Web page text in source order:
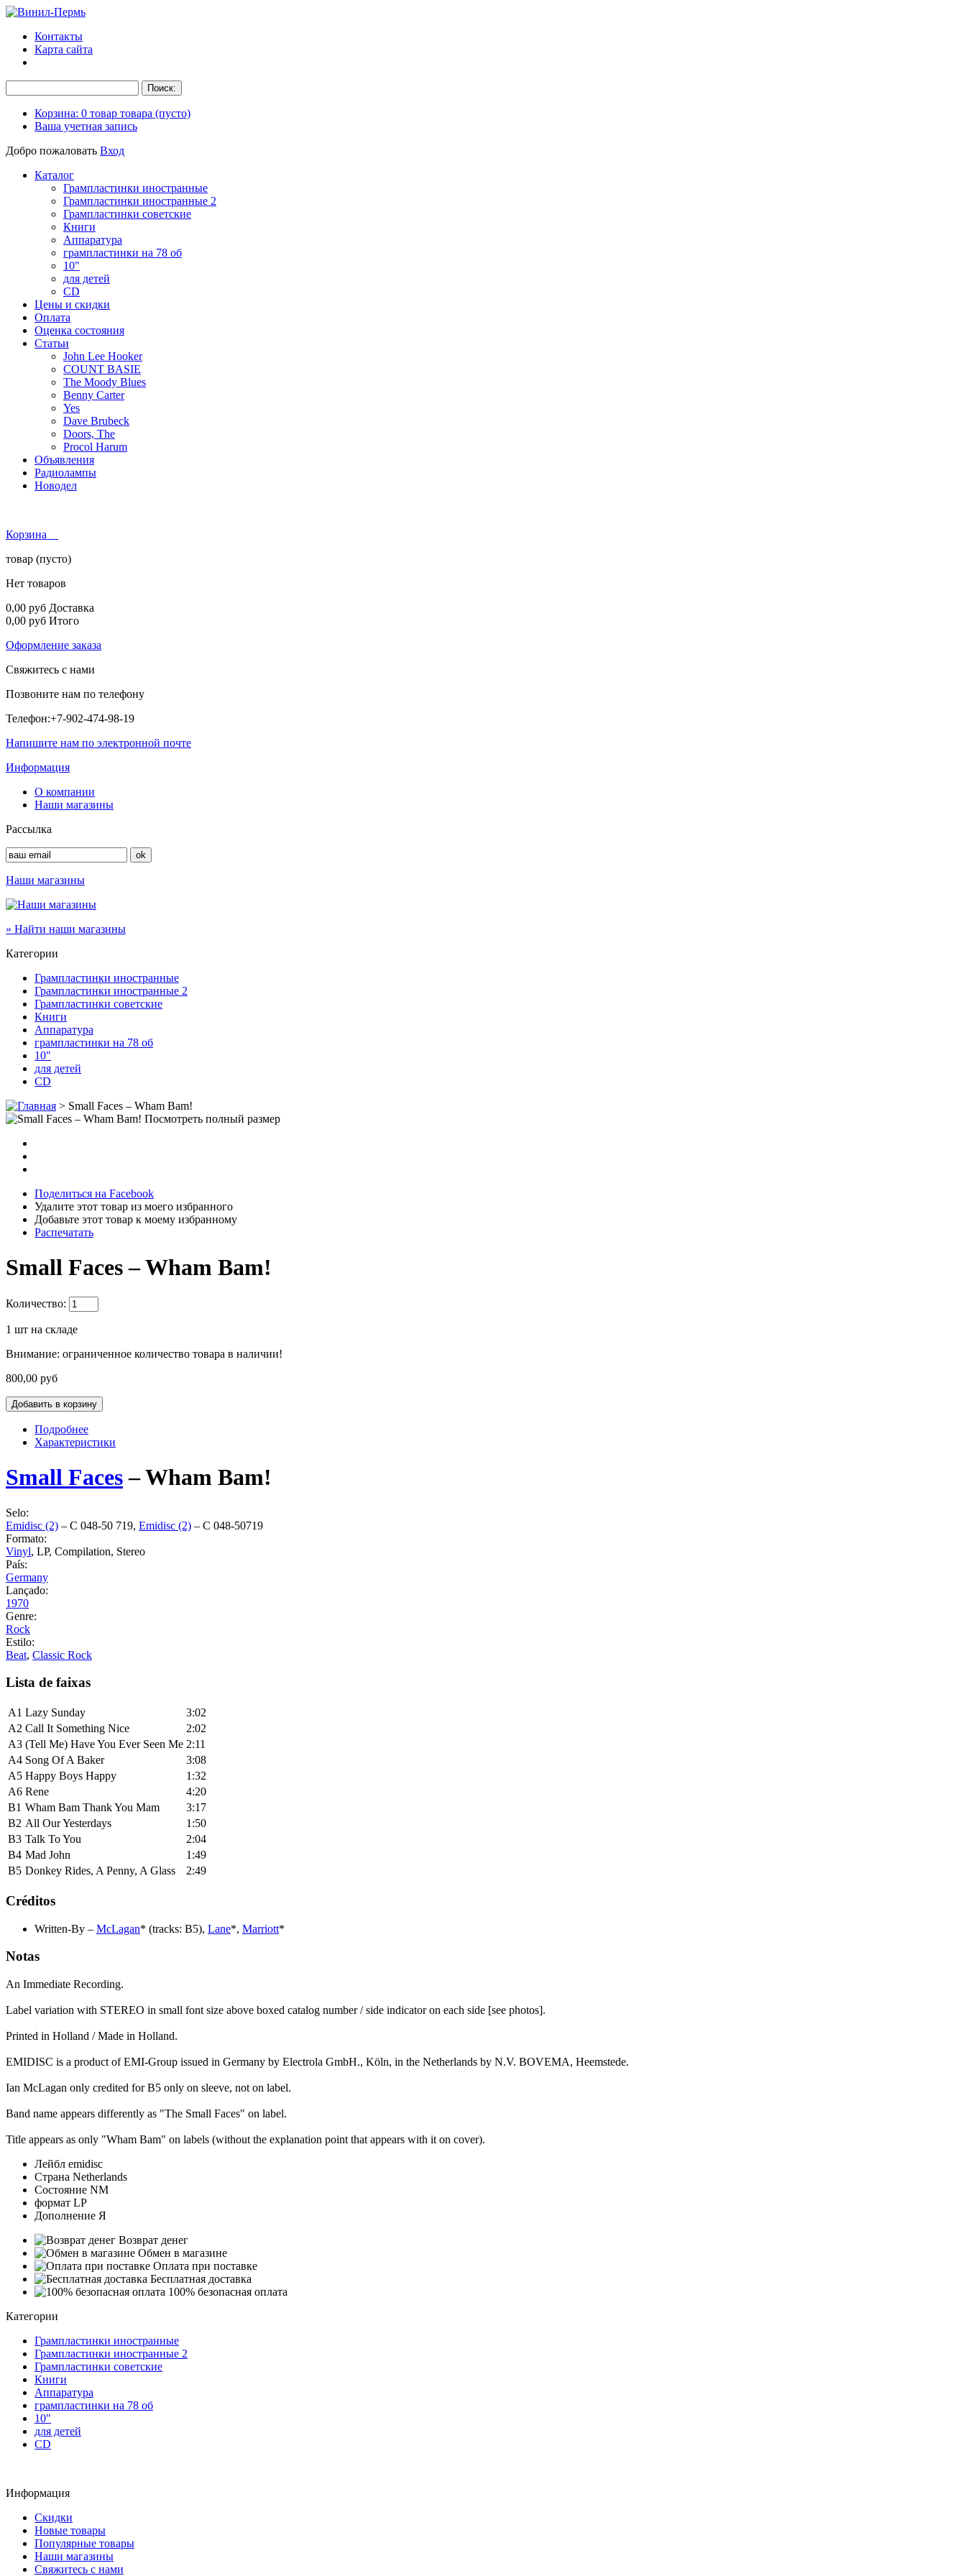
Контакты
Карта сайта
Корзина: 0 товар товара (пусто)
Ваша учетная запись
Добро пожаловать Вход
Каталог
Грампластинки иностранные
Грампластинки иностранные 2
Грампластинки советские
Книги
Аппаратура
грампластинки на 78 об
10"
для детей
CD
Цены и скидки
Оплата
Оценка состояния
Статьи
John Lee Hooker
COUNT BASIE
The Moody Blues
Benny Carter
Yes
Dave Brubeck
Doors, The
Procol Harum
Объявления
Радиолампы
Новодел
Корзина
товар (пусто)
Нет товаров
0,00 руб Доставка
0,00 руб Итого
Оформление заказа
Свяжитесь с нами
Позвоните нам по телефону
Телефон:+7-902-474-98-19
Напишите нам по электронной почте
Информация
О компании
Наши магазины
Рассылка
Наши магазины
» Найти наши магазины
Категории
Грампластинки иностранные
Грампластинки иностранные 2
Грампластинки советские
Книги
Аппаратура
грампластинки на 78 об
10"
для детей
CD
> Small Faces ‎– Wham Bam!
Посмотреть полный размер
Поделиться на Facebook
Удалите этот товар из моего избранного
Добавьте этот товар к моему избранному
Распечатать
Small Faces ‎– Wham Bam!
Количество:
1 шт на складе
Внимание: ограниченное количество товара в наличии!
800,00 руб
Подробнее
Характеристики
Small Faces ‎–Wham Bam!
Selo:
Emidisc (2) ‎– C 048-50 719, Emidisc (2) ‎– C 048-50719
Formato:
Vinyl, LP, Compilation, Stereo
País:
Germany
Lançado:
1970
Genre:
Rock
Estilo:
Beat, Classic Rock
Lista de faixas
A1 Lazy Sunday
3:02
A2 Call It Something Nice
2:02
A3 (Tell Me) Have You Ever Seen Me 2:11
A4 Song Of A Baker
3:08
A5 Happy Boys Happy
1:32
A6 Rene
4:20
B1 Wham Bam Thank You Mam
3:17
B2 All Our Yesterdays
1:50
B3 Talk To You
2:04
B4 Mad John
1:49
B5 Donkey Rides, A Penny, A Glass 2:49
Créditos
Written-By – McLagan* (tracks: B5), Lane*, Marriott*
Notas
An Immediate Recording.
Label variation with STEREO in small font size above boxed catalog number / side indicator on each side [see photos].
Printed in Holland / Made in Holland.
EMIDISC is a product of EMI-Group issued in Germany by Electrola GmbH., Köln, in the Netherlands by N.V. BOVEMA, Heemstede.
Ian McLagan only credited for B5 only on sleeve, not on label.
Band name appears differently as "The Small Faces" on label.
Title appears as only "Wham Bam" on labels (without the explanation point that appears with it on cover).
Лейбл emidisc
Страна Netherlands
Состояние NM
формат LP
Дополнение Я
Возврат денег
Обмен в магазине
Оплата при поставке
Бесплатная доставка
100% безопасная оплата
Категории
Грампластинки иностранные
Грампластинки иностранные 2
Грампластинки советские
Книги
Аппаратура
грампластинки на 78 об
10"
для детей
CD
Информация
Скидки
Новые товары
Популярные товары
Наши магазины
Свяжитесь с нами